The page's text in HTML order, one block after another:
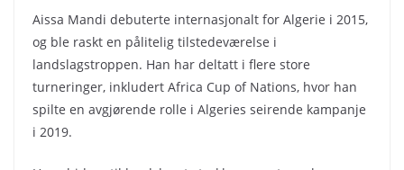
Aissa Mandi debuterte internasjonalt for Algerie i 2015,
og ble raskt en pålitelig tilstedeværelse i
landslagstroppen. Han har deltatt i flere store
turneringer, inkludert Africa Cup of Nations, hvor han
spilte en avgjørende rolle i Algeries seirende kampanje
i 2019.